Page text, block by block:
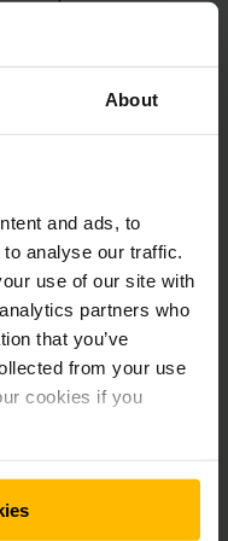
About
and ads, to
analyse our traffic.
use of our site with
partners who
that you’ve
from your use
cookies if you
súhru hardvéru a
do celkového
riešenia spoločnosť
zariadení na
zahŕňa centrálnu
nástroj a
modelovaciemu
s využitím mobilného
hodín; pri
možné už za 30
súčasťou